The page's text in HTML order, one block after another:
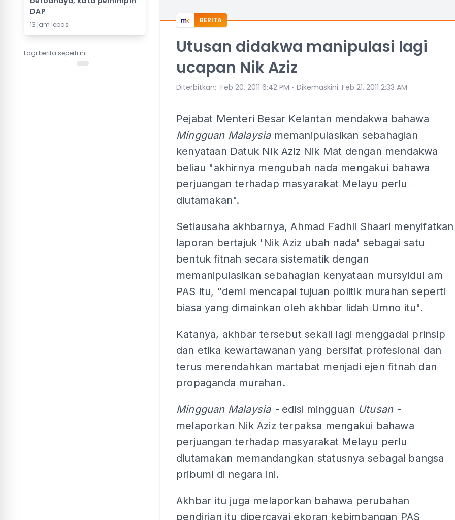
DAP
13 jam lepas
Lagi berita seperti ini
BERITA
Utusan didakwa manipulasi lagi
ucapan Nik Aziz
Diterbitkan: Feb 20, 2011 6:42 PM ⋅ Dikemaskini: Feb 21, 2011 2:33 AM
Pejabat Menteri Besar Kelantan mendakwa bahawa
Mingguan Malaysia memanipulasikan sebahagian
kenyataan Datuk Nik Aziz Nik Mat dengan mendakwa
beliau "akhirnya mengubah nada mengakui bahawa
perjuangan terhadap masyarakat Melayu perlu
diutamakan".
Setiausaha akhbarnya, Ahmad Fadhli Shaari menyifatkan
laporan bertajuk 'Nik Aziz ubah nada' sebagai satu
bentuk fitnah secara sistematik dengan
memanipulasikan sebahagian kenyataan mursyidul am
PAS itu, "demi mencapai tujuan politik murahan seperti
biasa yang dimainkan oleh akhbar lidah Umno itu".
Katanya, akhbar tersebut sekali lagi menggadai prinsip
dan etika kewartawanan yang bersifat profesional dan
terus merendahkan martabat menjadi ejen fitnah dan
propaganda murahan.
Mingguan Malaysia - edisi mingguan Utusan -
melaporkan Nik Aziz terpaksa mengakui bahawa
perjuangan terhadap masyarakat Melayu perlu
diutamakan memandangkan statusnya sebagai bangsa
pribumi di negara ini.
Akhbar itu juga melaporkan bahawa perubahan
pendirian itu dipercayai ekoran kebimbangan PAS